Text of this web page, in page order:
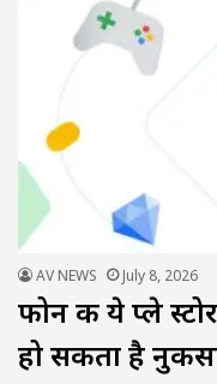
AV NEWS July 8, 2026
फोन की ये प्ले
हो सकता है